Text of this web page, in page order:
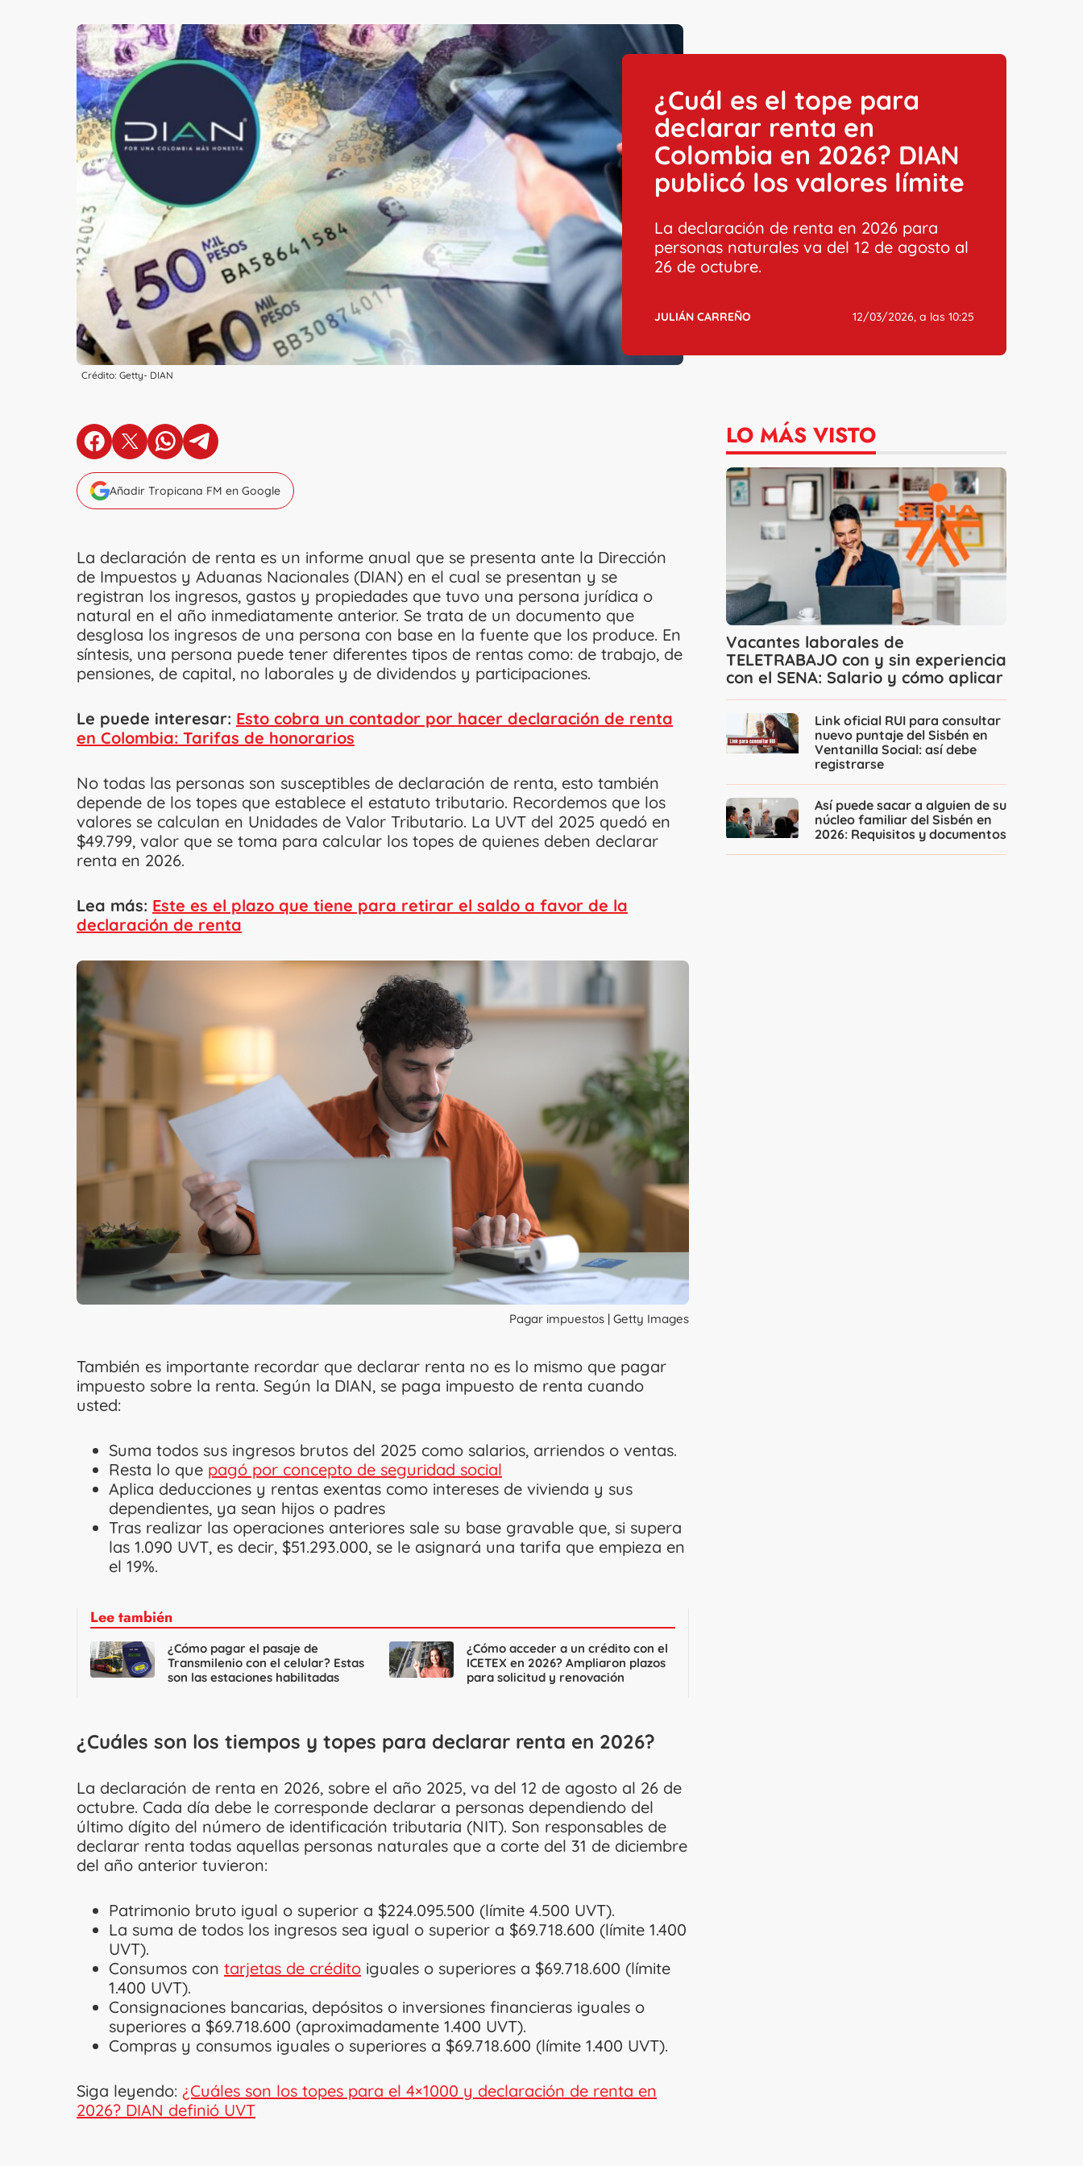
Crédito: Getty- DIAN
¿Cuál es el tope para
declarar renta en
Colombia en 2026? DIAN
publicó los valores límite
La declaración de renta en 2026 para
personas naturales va del 12 de agosto al
26 de octubre.
JULIÁN CARREÑO 12/03/2026, a las 10:25
en Facebook
en X en Whatsapp
en Telegram
Añadir Tropicana FM en Google
La declaración de renta es un informe anual que se presenta ante la Dirección
de Impuestos y Aduanas Nacionales (DIAN) en el cual se presentan y se
registran los ingresos, gastos y propiedades que tuvo una persona jurídica o
natural en el año inmediatamente anterior. Se trata de un documento que
desglosa los ingresos de una persona con base en la fuente que los produce. En
síntesis, una persona puede tener diferentes tipos de rentas como: de trabajo, de
pensiones, de capital, no laborales y de dividendos y participaciones.
Le puede interesar: Esto cobra un contador por hacer declaración de renta
en Colombia: Tarifas de honorarios
No todas las personas son susceptibles de declaración de renta, esto también
depende de los topes que establece el estatuto tributario. Recordemos que los
valores se calculan en Unidades de Valor Tributario. La UVT del 2025 quedó en
$49.799, valor que se toma para calcular los topes de quienes deben declarar
renta en 2026.
Lea más: Este es el plazo que tiene para retirar el saldo a favor de la
declaración de renta
Pagar impuestos | Getty Images
También es importante recordar que declarar renta no es lo mismo que pagar
impuesto sobre la renta. Según la DIAN, se paga impuesto de renta cuando
usted:
Suma todos sus ingresos brutos del 2025 como salarios, arriendos o ventas.
Resta lo que pagó por concepto de seguridad social
Aplica deducciones y rentas exentas como intereses de vivienda y sus
dependientes, ya sean hijos o padres
Tras realizar las operaciones anteriores sale su base gravable que, si supera
las 1.090 UVT, es decir, $51.293.000, se le asignará una tarifa que empieza en
el 19%.
Lee también
¿Cómo pagar el pasaje de
Transmilenio con el celular? Estas
son las estaciones habilitadas
¿Cómo acceder a un crédito con el
ICETEX en 2026? Ampliaron plazos
para solicitud y renovación
¿Cuáles son los tiempos y topes para declarar renta en 2026?
La declaración de renta en 2026, sobre el año 2025, va del 12 de agosto al 26 de
octubre. Cada día debe le corresponde declarar a personas dependiendo del
último dígito del número de identificación tributaria (NIT). Son responsables de
declarar renta todas aquellas personas naturales que a corte del 31 de diciembre
del año anterior tuvieron:
Patrimonio bruto igual o superior a $224.095.500 (límite 4.500 UVT).
La suma de todos los ingresos sea igual o superior a $69.718.600 (límite 1.400
UVT).
Consumos con tarjetas de crédito iguales o superiores a $69.718.600 (límite
1.400 UVT).
Consignaciones bancarias, depósitos o inversiones financieras iguales o
superiores a $69.718.600 (aproximadamente 1.400 UVT).
Compras y consumos iguales o superiores a $69.718.600 (límite 1.400 UVT).
Siga leyendo: ¿Cuáles son los topes para el 4×1000 y declaración de renta en
2026? DIAN definió UVT
LO MÁS VISTO
Vacantes laborales de
TELETRABAJO con y sin experiencia
con el SENA: Salario y cómo aplicar
Link oficial RUI para consultar
nuevo puntaje del Sisbén en
Ventanilla Social: así debe
registrarse
Así puede sacar a alguien de su
núcleo familiar del Sisbén en
2026: Requisitos y documentos